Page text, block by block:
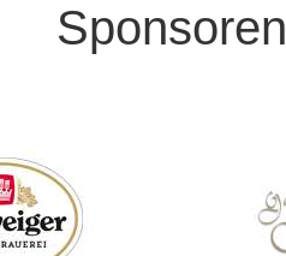
Sponsoren